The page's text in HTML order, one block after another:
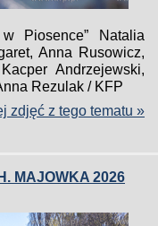
Piosence” Natalia
Anna Rusowicz,
Andrzejewski,
Rezulak / KFP
zdjęć z tego tematu »
MAJOWKA 2026